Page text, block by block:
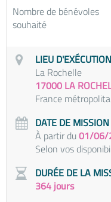
Nombre de bénévoles
souhaité
LIEU D'EXÉCUTION
La Rochelle
17000 LA
France
DATE DE MISSION
À partir du01/06/
Selon vos
DURÉE DE LA
364 jours